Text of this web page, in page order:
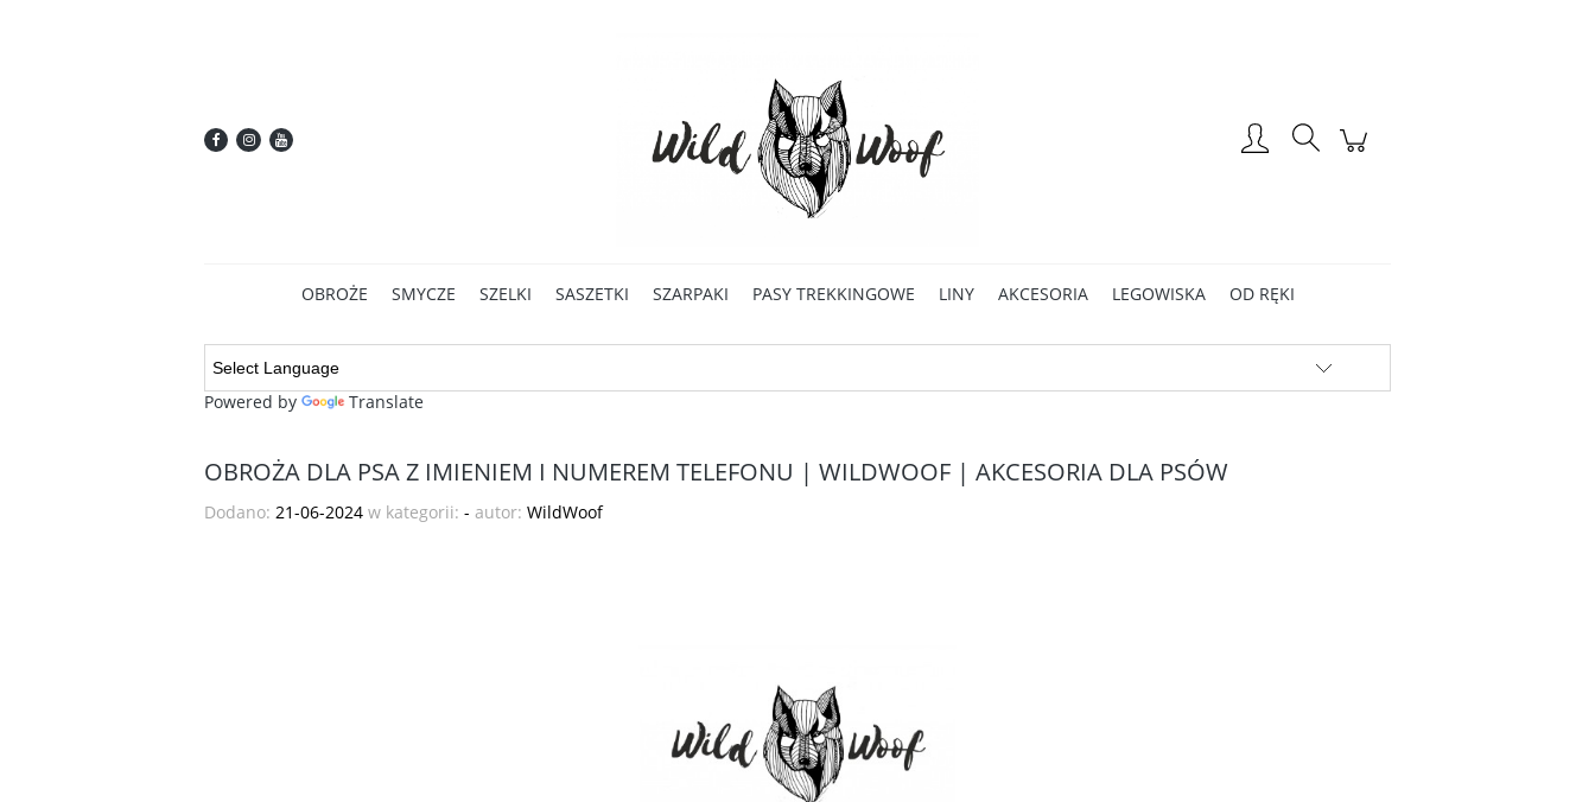
OBROŻE SMYCZE SZELKI SASZETKI SZARPAKI PASY TREKKINGOWE LINY AKCESORIA LEGOWISKA OD RĘKI
Powered by Translate
OBROŻA DLA PSA Z IMIENIEM I NUMEREM TELEFONU | WILDWOOF | AKCESORIA DLA PSÓW
Dodano: 21-06-2024 w kategorii: - autor: WildWoof